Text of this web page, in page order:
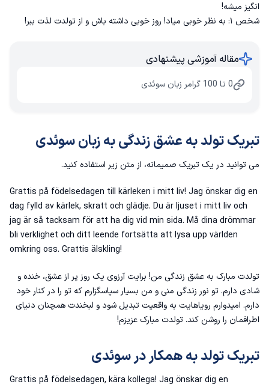
انگیز میشه!
شخص ۱: به نظر خوبی میاد! روز خوبی داشته باش و از تولدت لذت ببر!
مقاله آموزشی پیشنهادی
0 تا 100 گرامر زبان سوئدی
تبریک تولد به عشق زندگی به زبان سوئدی
می توانید در یک تبریک صمیمانه، از متن زیر استفاده کنید.
Grattis på födelsedagen till kärleken i mitt liv! Jag önskar dig en
dag fylld av kärlek, skratt och glädje. Du är ljuset i mitt liv och
jag är så tacksam för att ha dig vid min sida. Må dina drömmar
bli verklighet och ditt leende fortsätta att lysa upp världen
omkring oss. Grattis älskling!
تولدت مبارک به عشق زندگی من! برایت آرزوی یک روز پر از عشق، خنده و
شادی دارم. تو نور زندگی منی و من بسیار سپاسگزارم که تو را در کنار خود
دارم. امیدوارم رویاهایت به واقعیت تبدیل شود و لبخندت همچنان دنیای
اطرافمان را روشن کند. تولدت مبارک عزیزم!
تبریک تولد به همکار در سوئدی
Grattis på födelsedagen, kära kollega! Jag önskar dig en